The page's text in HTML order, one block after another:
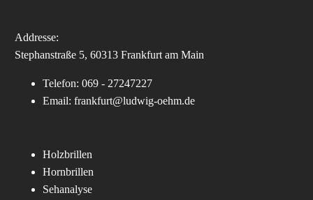
Addresse:
Stephanstraße 5, 60313 Frankfurt am Main
Telefon: 069 - 27247227
Email: frankfurt@ludwig-oehm.de
Holzbrillen
Hornbrillen
Sehanalyse